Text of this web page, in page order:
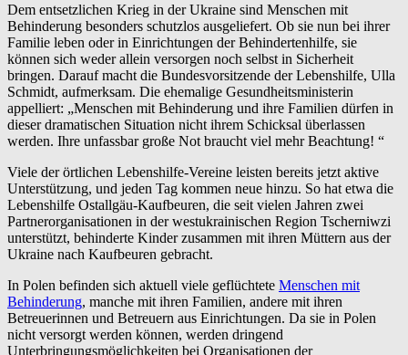
Dem entsetzlichen Krieg in der Ukraine sind Menschen mit
Behinderung besonders schutzlos ausgeliefert. Ob sie nun bei ihrer
Familie leben oder in Einrichtungen der Behindertenhilfe, sie
können sich weder allein versorgen noch selbst in Sicherheit
bringen. Darauf macht die Bundesvorsitzende der Lebenshilfe, Ulla
Schmidt, aufmerksam. Die ehemalige Gesundheitsministerin
appelliert: „Menschen mit Behinderung und ihre Familien dürfen in
dieser dramatischen Situation nicht ihrem Schicksal überlassen
werden. Ihre unfassbar große Not braucht viel mehr Beachtung! “
Viele der örtlichen Lebenshilfe-Vereine leisten bereits jetzt aktive
Unterstützung, und jeden Tag kommen neue hinzu. So hat etwa die
Lebenshilfe Ostallgäu-Kaufbeuren, die seit vielen Jahren zwei
Partnerorganisationen in der westukrainischen Region Tscherniwzi
unterstützt, behinderte Kinder zusammen mit ihren Müttern aus der
Ukraine nach Kaufbeuren gebracht.
In Polen befinden sich aktuell viele geflüchtete Menschen mit
Behinderung, manche mit ihren Familien, andere mit ihren
Betreuerinnen und Betreuern aus Einrichtungen. Da sie in Polen
nicht versorgt werden können, werden dringend
Unterbringungsmöglichkeiten bei Organisationen der